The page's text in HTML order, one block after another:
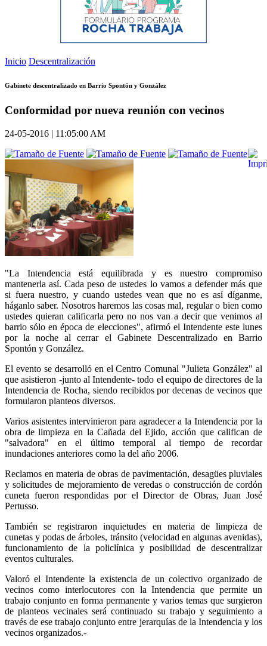
Inicio Descentralización
Gabinete descentralizado en Barrio Spontón y González
Conformidad por nueva reunión con vecinos
24-05-2016 | 11:05:00 AM
"La Intendencia está equilibrada y es nuestro compromiso
mantenerla así. Cada peso de ustedes lo vamos a defender más que
si fuera nuestro, y cuando ustedes vean que no es así díganme,
háganlo saber. Nosotros haremos las cosas mal, regular o bien como
ustedes quieran calificarla pero no nos van a decir que venimos al
barrio sólo en época de elecciones", afirmó el Intendente este lunes
por la noche al cerrar el Gabinete Descentralizado en Barrio
Spontón y González.
El evento se desarrolló en el Centro Comunal "Julieta González" al
que asistieron -junto al Intendente- todo el equipo de directores de la
Intendencia de Rocha, siendo recibidos por decenas de vecinos que
formularon planteos diversos.
Varios asistentes intervinieron para agradecer a la Intendencia por la
obra de limpieza en la Cañada del Ejido, acción que califican de
"salvadora" en el último temporal al tiempo de recordar
inundaciones anteriores como la del año 2006.
Reclamos en materia de obras de pavimentación, desagües pluviales
y solicitudes de mejoramiento de veredas o construcción de cordón
cuneta fueron respondidas por el Director de Obras, Juan José
Pertusso.
También se registraron inquietudes en materia de limpieza de
cunetas y podas de árboles, tránsito (velocidad en algunas avenidas),
funcionamiento de la policlínica y posibilidad de descentralizar
eventos culturales.
Valoró el Intendente la existencia de un colectivo organizado de
vecinos como interlocutores con la Intendencia que permite un
trabajo conjunto en forma permanente y varios temas que surgieron
de planteos vecinales será continuado su trabajo y seguimiento a
través de ese trabajo conjunto entre jerarquías de la Intendencia y los
vecinos organizados.-